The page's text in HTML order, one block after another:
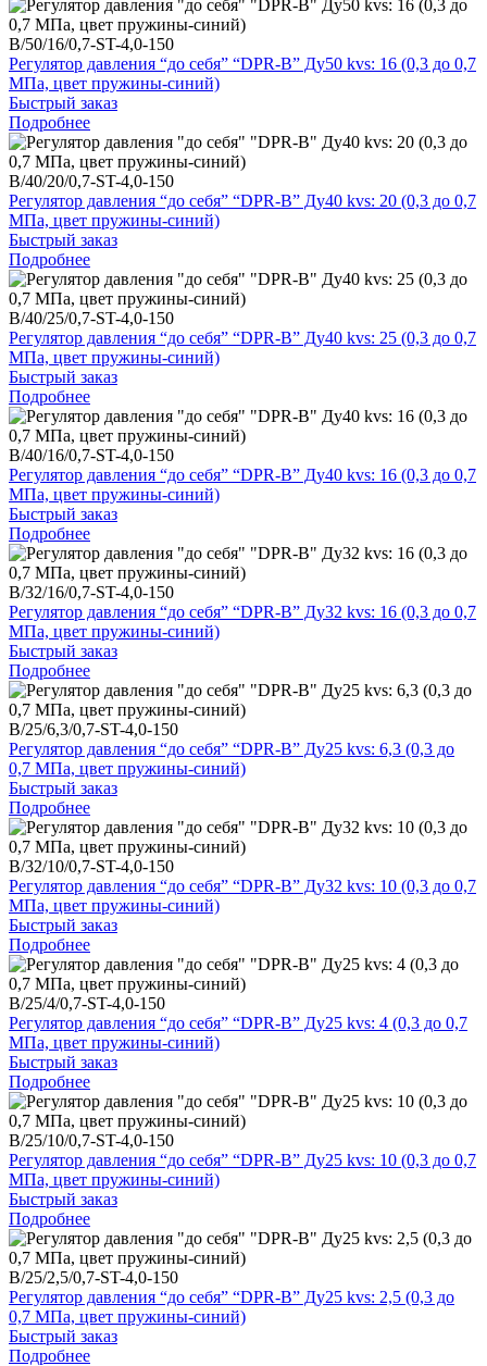
B/50/16/0,7-ST-4,0-150
Регулятор давления “до себя” “DPR-B” Ду50 kvs: 16 (0,3 до 0,7
МПа, цвет пружины-синий)
Быстрый заказ
Подробнее
B/40/20/0,7-ST-4,0-150
Регулятор давления “до себя” “DPR-B” Ду40 kvs: 20 (0,3 до 0,7
МПа, цвет пружины-синий)
Быстрый заказ
Подробнее
B/40/25/0,7-ST-4,0-150
Регулятор давления “до себя” “DPR-B” Ду40 kvs: 25 (0,3 до 0,7
МПа, цвет пружины-синий)
Быстрый заказ
Подробнее
B/40/16/0,7-ST-4,0-150
Регулятор давления “до себя” “DPR-B” Ду40 kvs: 16 (0,3 до 0,7
МПа, цвет пружины-синий)
Быстрый заказ
Подробнее
B/32/16/0,7-ST-4,0-150
Регулятор давления “до себя” “DPR-B” Ду32 kvs: 16 (0,3 до 0,7
МПа, цвет пружины-синий)
Быстрый заказ
Подробнее
B/25/6,3/0,7-ST-4,0-150
Регулятор давления “до себя” “DPR-B” Ду25 kvs: 6,3 (0,3 до
0,7 МПа, цвет пружины-синий)
Быстрый заказ
Подробнее
B/32/10/0,7-ST-4,0-150
Регулятор давления “до себя” “DPR-B” Ду32 kvs: 10 (0,3 до 0,7
МПа, цвет пружины-синий)
Быстрый заказ
Подробнее
B/25/4/0,7-ST-4,0-150
Регулятор давления “до себя” “DPR-B” Ду25 kvs: 4 (0,3 до 0,7
МПа, цвет пружины-синий)
Быстрый заказ
Подробнее
B/25/10/0,7-ST-4,0-150
Регулятор давления “до себя” “DPR-B” Ду25 kvs: 10 (0,3 до 0,7
МПа, цвет пружины-синий)
Быстрый заказ
Подробнее
B/25/2,5/0,7-ST-4,0-150
Регулятор давления “до себя” “DPR-B” Ду25 kvs: 2,5 (0,3 до
0,7 МПа, цвет пружины-синий)
Быстрый заказ
Подробнее